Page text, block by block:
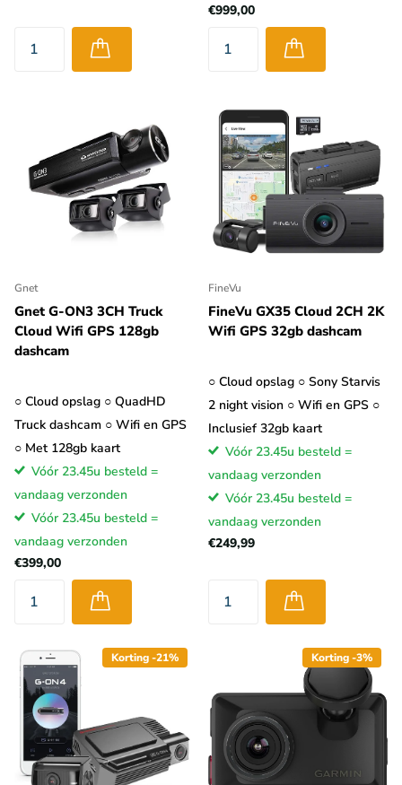
€999,00
Gnet
Gnet G-ON3 3CH Truck
Cloud Wifi GPS 128gb
dashcam
○ Cloud opslag ○ QuadHD
Truck dashcam ○ Wifi en GPS
○ Met 128gb kaart
Vóór 23.45u besteld =
vandaag verzonden
Vóór 23.45u besteld =
vandaag verzonden
€399,00
FineVu
FineVu GX35 Cloud 2CH 2K
Wifi GPS 32gb dashcam
○ Cloud opslag ○ Sony Starvis
2 night vision ○ Wifi en GPS ○
Inclusief 32gb kaart
Vóór 23.45u besteld =
vandaag verzonden
Vóór 23.45u besteld =
vandaag verzonden
€249,99
Korting -21% Korting -3%